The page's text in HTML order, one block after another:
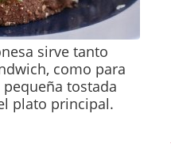
sirve tanto
como para
tostada
plato principal.